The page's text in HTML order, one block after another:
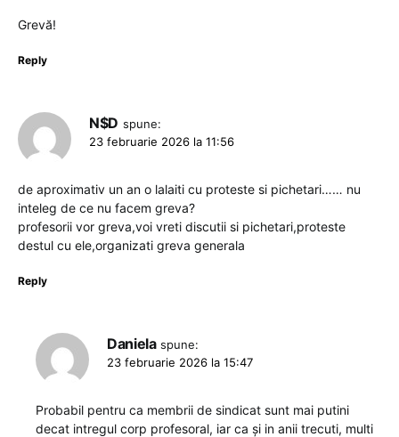
Grevă!
Reply
N$D spune:
23 februarie 2026 la 11:56
de aproximativ un an o lalaiti cu proteste si pichetari…… nu
inteleg de ce nu facem greva?
profesorii vor greva,voi vreti discutii si pichetari,proteste
destul cu ele,organizati greva generala
Reply
Daniela spune:
23 februarie 2026 la 15:47
Probabil pentru ca membrii de sindicat sunt mai putini
decat intregul corp profesoral, iar ca și in anii trecuti, multi